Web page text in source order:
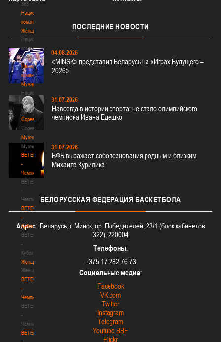
3х3
Национальная
команда.
Женщины
Национальная
команда.
Женщины
Национальная
команда.
Мужчины
Национальная
команда.
Мужчины
Соревнования
Соревнования
Мужчины
Мужчины
BETERA
-
Чемпионат
BETERA
-
Чемпионат
BETERA
-
Кубок
BETERA
-
Кубок
Женщины
Женщины
BETERA
-
Чемпионат
BETERA
-
Чемпионат
BETERA
ПОСЛЕДНИЕ НОВОСТИ
04.08.2026
«MINSK» представил Беларусь на «Играх Будущего –
2026»
31.07.2026
Навсегда в истории спорта: не стало олимпийского
чемпиона Ивана Едешко
31.07.2026
БФБ выражает соболезнования родным и близким
Михаила Курилика
БЕЛОРУССКАЯ ФЕДЕРАЦИЯ БАСКЕТБОЛА
Адрес: Беларусь, г. Минск, пр. Победителей, 23/1 (блок кабинетов
322), 220004
Телефоны:
+375 17 282 76 73
Социальные медиа:
Facebook
VK.com
Twitter
Instagram
Telegram
Youtube BBF
Flickr